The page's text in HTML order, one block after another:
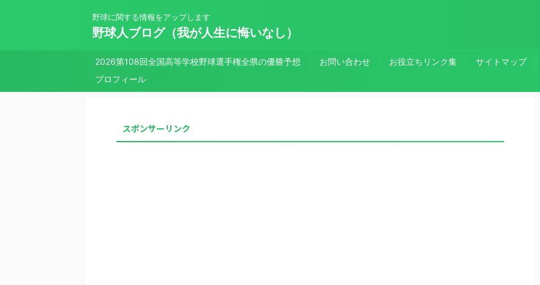
野球に関する情報をアップします
野球人ブログ（我が人生に悔いなし）
2026第108回全国高等学校野球選手権全県の優勝予想 お問い合わせ お役立ちリンク集 サイトマップ
プロフィール
スポンサーリンク